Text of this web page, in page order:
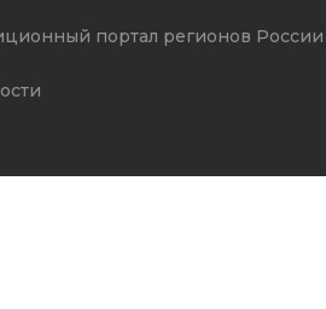
портал регионов России